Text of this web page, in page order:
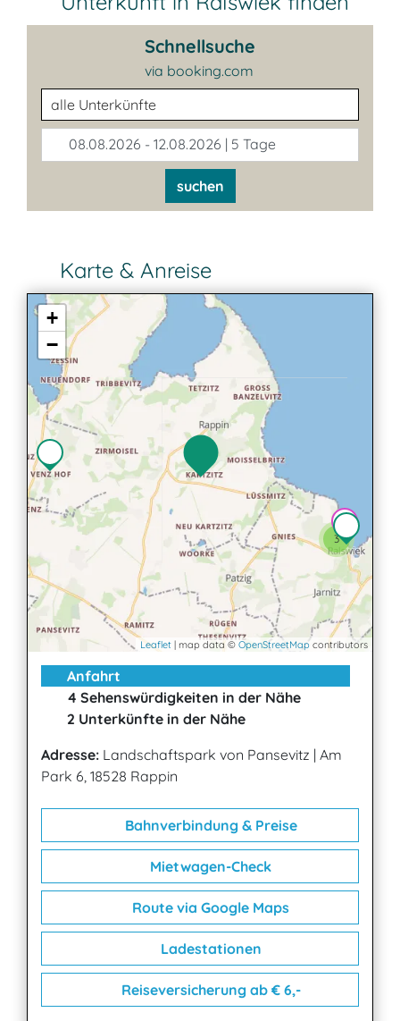
Schnellsuche
via booking.com
Unterkunftsart
08.08.2026 - 12.08.2026 | 5 Tage
suchen
Karte & Anreise
3
+
−
Leaflet | map data © OpenStreetMap contributors
Anfahrt
4 Sehenswürdigkeiten in der Nähe
2 Unterkünfte in der Nähe
Adresse: Landschaftspark von Pansevitz | Am
Park 6, 18528 Rappin
Bahnverbindung & Preise
Mietwagen-Check
Route via Google Maps
Ladestationen
Reiseversicherung ab € 6,-